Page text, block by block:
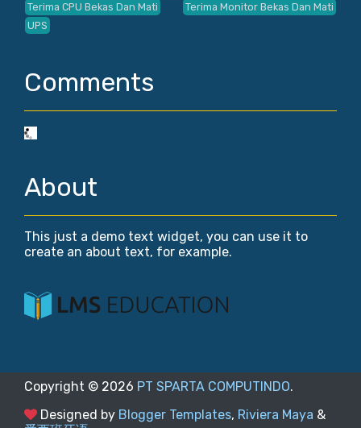
Terima CPU Bekas Dan Mati
Terima Monitor Bekas Dan Mati
UPS
Comments
About
This just a demo text widget, you can use it to
create an about text, for example.
Copyright © 2026 PT SPARTA COMPUTINDO.
Designed by Blogger Templates, Riviera Maya &